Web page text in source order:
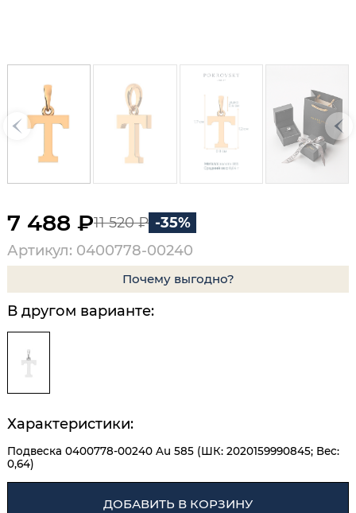
7 488 ₽11 520 ₽ -35%
Артикул: 0400778-00240
Почему выгодно?
В другом варианте:
Характеристики:
Подвеска 0400778-00240 Au 585 (ШК: 2020159990845; Вес:
0,64)
ДОБАВИТЬ В КОРЗИНУ